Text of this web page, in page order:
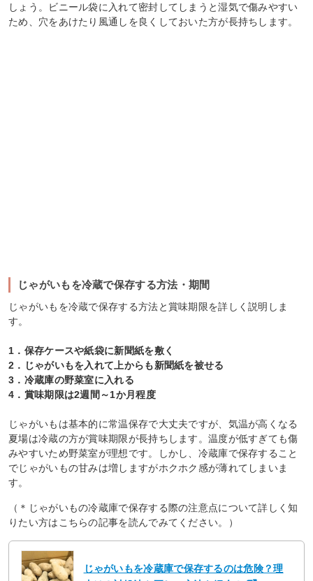
しょう。ビニール袋に入れて密封してしまうと湿気で傷みやすい
ため、穴をあけたり風通しを良くしておいた方が長持ちします。
じゃがいもを冷蔵で保存する方法・期間
じゃがいもを冷蔵で保存する方法と賞味期限を詳しく説明しま
す。
1．保存ケースや紙袋に新聞紙を敷く
2．じゃがいもを入れて上からも新聞紙を被せる
3．冷蔵庫の野菜室に入れる
4．賞味期限は2週間～1か月程度
じゃがいもは基本的に常温保存で大丈夫ですが、気温が高くなる
夏場は冷蔵の方が賞味期限が長持ちします。温度が低すぎても傷
みやすいため野菜室が理想です。しかし、冷蔵庫で保存すること
でじゃがいもの甘みは増しますがホクホク感が薄れてしまいま
す。
（＊じゃがいもの冷蔵庫で保存する際の注意点について詳しく知
りたい方はこちらの記事を読んでみてください。）
じゃがいもを冷蔵庫で保存するのは危険？理